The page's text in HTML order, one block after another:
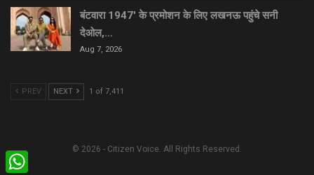
बंटवारा 1947′ के प्रमोशन के लिए लखनऊ पहुंचे सनी
देओल,…
Aug 7, 2026
PREV NEXT 1 of 7,411
© 2026 - Citizen Voice. All Rights Reserved.